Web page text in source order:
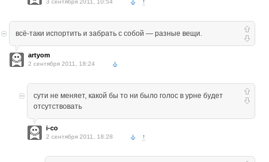
3 сентября 2011, 10:54 ↑
всё-таки испортить и забрать с собой — разные вещи.
artyom
2 сентября 2011, 18:24
сути не меняет, какой бы то ни было голос в урне будет
отсутствовать
i-co
2 сентября 2011, 18:28 ↑